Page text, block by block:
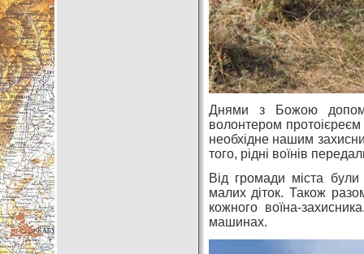
Днями з Божою
волонтером
необхідне нашим
того, рідні воїнів
Від громади міста були
малих діток. Також
кожного воїна-
машинах.